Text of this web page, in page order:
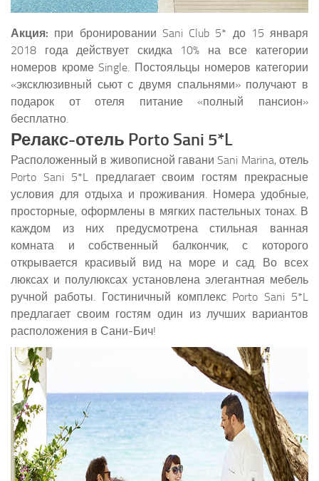
Акция: при бронировании Sani Club 5* до 15 января
2018 года действует скидка 10% на все категории
номеров кроме Single. Постояльцы номеров категории
«эксклюзивный сьют с двумя спальнями» получают в
подарок от отеля питание «полный пансион»
бесплатно.
Релакс-отель Porto Sani 5*L
Расположенный в живописной гавани Sani Marina, отель
Porto Sani 5*L предлагает своим гостям прекрасные
условия для отдыха и проживания. Номера удобные,
просторные, оформлены в мягких пастельных тонах. В
каждом из них предусмотрена стильная ванная
комната и собственный балкончик, с которого
открывается красивый вид на море и сад. Во всех
люксах и полулюксах установлена элегантная мебель
ручной работы. Гостиничный комплекс Porto Sani 5*L
предлагает своим гостям один из лучших вариантов
расположения в Сани-Бич!